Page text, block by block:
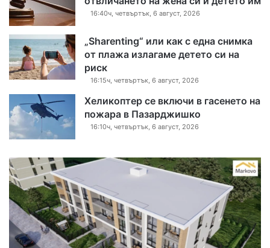
16:40ч, четвъртък, 6 август, 2026
„Sharenting“ или как с една снимка
от плажа излагаме детето си на
риск
16:15ч, четвъртък, 6 август, 2026
Хеликоптер се включи в гасенето на
пожара в Пазарджишко
16:10ч, четвъртък, 6 август, 2026